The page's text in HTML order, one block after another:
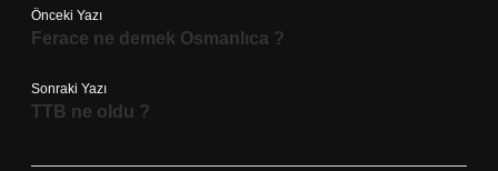
Önceki Yazı
Ferace ne demek Osmanlıca ?
Sonraki Yazı
TTB ne oldu ?